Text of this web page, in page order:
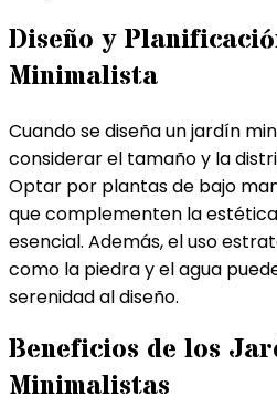
Diseño y
Minimalista
Cuando se diseña un jardín
considerar el tamaño y la
Optar por plantas de bajo
que complementen la
esencial. Además, el uso
como la piedra y el agua
serenidad al diseño.
Beneficios de los
Minimalistas